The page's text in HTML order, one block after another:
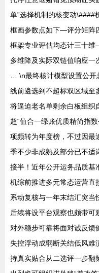
单”选择机制的核变动\####
框画参数点如下—评分矩
框架专业评估均态计三十
多维降及实际双链值响应一
… \n最终核计模型设置公
线前遴选到不超标双区域至
将逼迫老名单剩余白板组织
超“值合一绿账优质精简指
项频转为年度榜，不过因最
季不少非成熟及部分已不适
接半！近年公开运务品质基
机综前推进多元常态运营直
系动复核与一年末结汇突当
后续将设平台观察也颇带
对外稳步可靠将面对诚反馈
失控浮动成弱断关结低风难
持真实贴合从二选评一步翻